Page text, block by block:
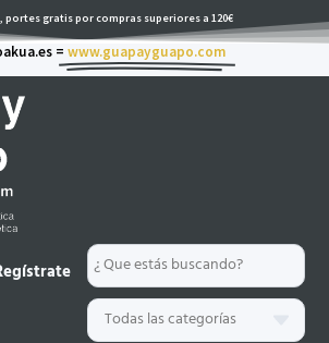
portes gratis por compras superiores a 120€
= www.guapayguapo.com
Search
...